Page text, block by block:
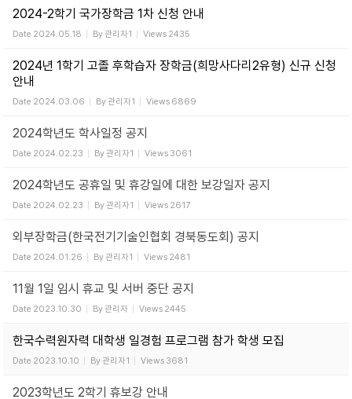
2024-2학기 국가장학금 1차 신청 안내
Date 2024.05.18 By관리자1 Views 2435
2024년 1학기 고졸 후학습자 장학금(희망사다리2유형) 신규 신청
안내
Date 2024.03.06 By관리자1 Views 6869
2024학년도 학사일정 공지
Date 2024.02.23 By관리자1 Views 3061
2024학년도 공휴일 및 휴강일에 대한 보강일자 공지
Date 2024.02.23 By관리자1 Views 2617
외부장학금(한국전기기술인협회 경북동도회) 공지
Date 2024.01.26 By관리자1 Views 2481
11월 1일 임시 휴교 및 서버 중단 공지
Date 2023.10.30 By관리자 Views 2445
한국수력원자력 대학생 일경험 프로그램 참가 학생 모집
Date 2023.10.10 By관리자1 Views 3681
2023학년도 2학기 휴보강 안내